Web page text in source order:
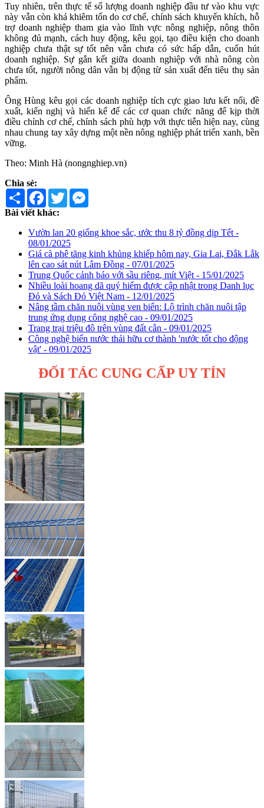
Tuy nhiên, trên thực tế số lượng doanh nghiệp đầu tư vào khu vực
này vẫn còn khá khiêm tốn do cơ chế, chính sách khuyến khích, hỗ
trợ doanh nghiệp tham gia vào lĩnh vực nông nghiệp, nông thôn
không đủ mạnh, cách huy động, kêu gọi, tạo điều kiện cho doanh
nghiệp chưa thật sự tốt nên vẫn chưa có sức hấp dẫn, cuốn hút
doanh nghiệp. Sự gắn kết giữa doanh nghiệp với nhà nông còn
chưa tốt, người nông dân vẫn bị động từ sản xuất đến tiêu thụ sản
phẩm.
Ông Hùng kêu gọi các doanh nghiệp tích cực giao lưu kết nối, đề
xuất, kiến nghị và hiến kế để các cơ quan chức năng để kịp thời
điều chỉnh cơ chế, chính sách phù hợp với thực tiễn hiện nay, cùng
nhau chung tay xây dựng một nền nông nghiệp phát triển xanh, bền
vững.
Theo: Minh Hà (nongnghiep.vn)
Chia sẻ:
Share Facebook
Twitter
Bài viết khác:
Vườn lan 20 giống khoe sắc, ước thu 8 tỷ đồng dịp Tết -
08/01/2025
Giá cà phê tăng kinh khủng khiếp hôm nay, Gia Lai, Đắk Lắk
lên cao sát nút Lâm Đồng - 07/01/2025
Trung Quốc cảnh báo với sầu riêng, mít Việt - 15/01/2025
Nhiều loài hoang dã quý hiếm được cập nhật trong Danh lục
Đỏ và Sách Đỏ Việt Nam - 12/01/2025
Nâng tầm chăn nuôi vùng ven biển: Lộ trình chăn nuôi tập
trung ứng dụng công nghệ cao - 09/01/2025
Trang trại triệu đô trên vùng đất cằn - 09/01/2025
Công nghệ biến nước thải hữu cơ thành 'nước tốt cho động
vật' - 09/01/2025
ĐỐI TÁC CUNG CẤP UY TÍN